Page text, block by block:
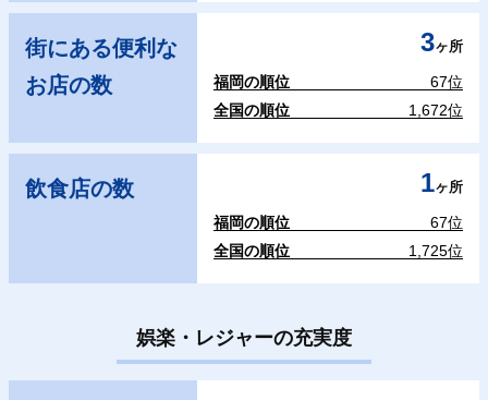
街にある便利な
お店の数
3ヶ所
福岡の順位
67位
全国の順位
1,672位
飲食店の数 1ヶ所
福岡の順位
67位
全国の順位
1,725位
娯楽・レジャーの充実度